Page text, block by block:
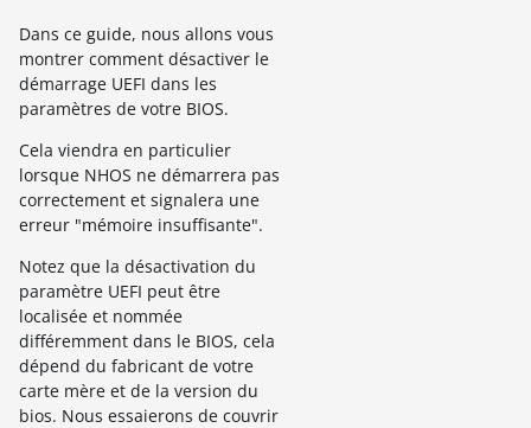
Dans ce guide, nous allons vous
montrer comment désactiver le
démarrage UEFI dans les
paramètres de votre BIOS.
Cela viendra en particulier
lorsque NHOS ne démarrera pas
correctement et signalera une
erreur "mémoire insuffisante".
Notez que la désactivation du
paramètre UEFI peut être
localisée et nommée
différemment dans le BIOS, cela
dépend du fabricant de votre
carte mère et de la version du
bios. Nous essaierons de couvrir